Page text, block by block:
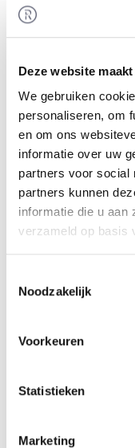
Deze website
We gebruiken
personaliseren, om
en om ons
informatie over uw
partners voor social
partners kunnen
informatie die u aan
verzameld op basis
Noodzakelijk
Voorkeuren
Statistieken
Marketing
Home
vennoten van De
uitvoeren van
ten behoeve van
aan Udea B.V.
De Zaai-Ster
De Zaai-Ster is
producten. De
biologisch
Zaai-Ster levert
webwinkels in de
ster.nl